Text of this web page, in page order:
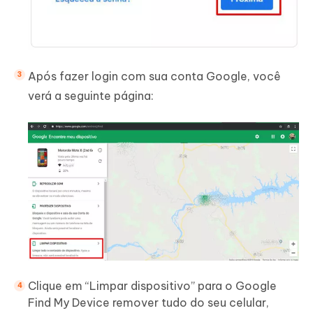
Após fazer login com sua conta Google, você
verá a seguinte página:
Clique em “Limpar dispositivo” para o Google
Find My Device remover tudo do seu celular,